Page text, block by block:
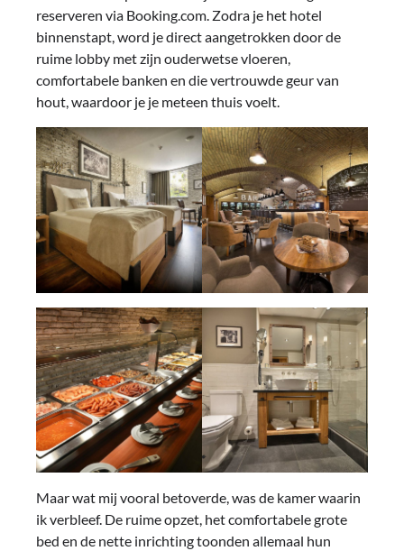
reserveren via Booking.com. Zodra je het hotel
binnenstapt, word je direct aangetrokken door de
ruime lobby met zijn ouderwetse vloeren,
comfortabele banken en die vertrouwde geur van
hout, waardoor je je meteen thuis voelt.
Maar wat mij vooral betoverde, was de kamer waarin
ik verbleef. De ruime opzet, het comfortabele grote
bed en de nette inrichting toonden allemaal hun